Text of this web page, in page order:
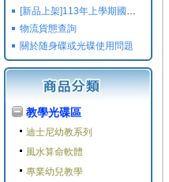
[新品上架]113年上學期國小國中高中命題光碟,校用卷,習作
物流貨態查詢
關於随身碟或光碟使用問題
教學光碟區
迪士尼幼教系列
風水算命軟體
專業幼兒教學